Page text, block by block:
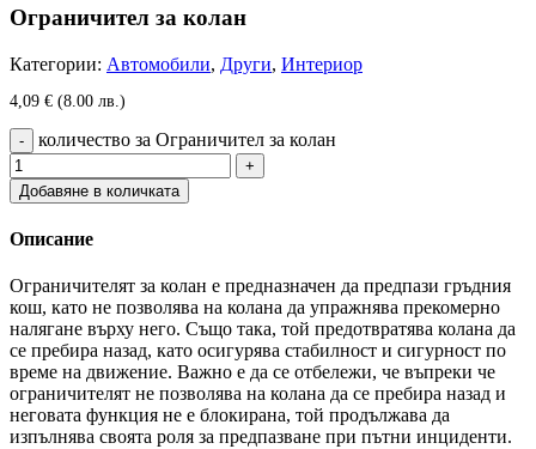
Ограничител за колан
Категории: Автомобили, Други, Интериор
4,09 € (8.00 лв.)
количество за Ограничител за колан
Добавяне в количката
Описание
Ограничителят за колан е предназначен да предпази гръдния
кош, като не позволява на колана да упражнява прекомерно
налягане върху него. Също така, той предотвратява колана да
се пребира назад, като осигурява стабилност и сигурност по
време на движение. Важно е да се отбележи, че въпреки че
ограничителят не позволява на колана да се пребира назад и
неговата функция не е блокирана, той продължава да
изпълнява своята роля за предпазване при пътни инциденти.